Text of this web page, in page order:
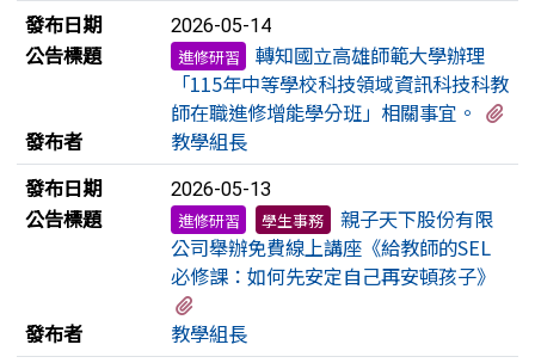
發布日期
2026-05-14
公告標題 進修研習
轉知國立高雄師範大學辦理
「115年中等學校科技領域資訊科技科教
師在職進修增能學分班」相關事宜。
發布者
教學組長
發布日期
2026-05-13
公告標題 進修研習 學生事務
親子天下股份有限
公司舉辦免費線上講座《給教師的SEL
必修課：如何先安定自己再安頓孩子》
發布者
教學組長